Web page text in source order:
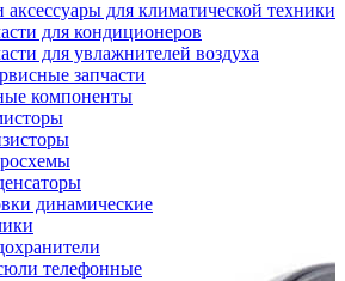
аксессуары для климатической техники
для кондиционеров
для увлажнителей воздуха
запчасти
компоненты
динамические
телефонные